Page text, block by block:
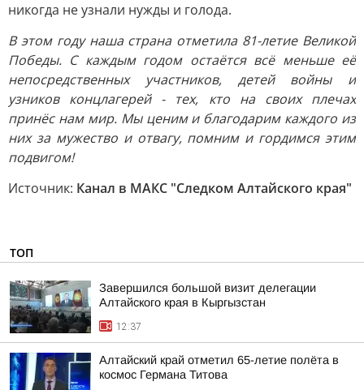
никогда не узнали нужды и голода.
В этом году наша страна отметила 81-летие Великой
Победы. С каждым годом остаётся всё меньше её
непосредственных участников, детей войны и
узников концлагерей - тех, кто на своих плечах
принёс нам мир. Мы ценим и благодарим каждого из
них за мужество и отвагу, помним и гордимся этим
подвигом!
Источник: Канал в МАКС "Следком Алтайского края"
ТОП
Завершился большой визит делегации
Алтайского края в Кыргызстан
12:37
Алтайский край отметил 65-летие полёта в
космос Германа Титова